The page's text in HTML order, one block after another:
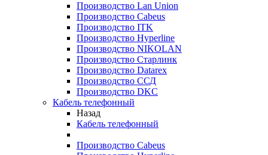
Производство Lan Union
Производство Cabeus
Производство ITK
Производство Hyperline
Производство NIKOLAN
Производство Старлинк
Производство Datarex
Производство ССД
Производство DKC
Кабель телефонный
Назад
Кабель телефонный
Производство Cabeus